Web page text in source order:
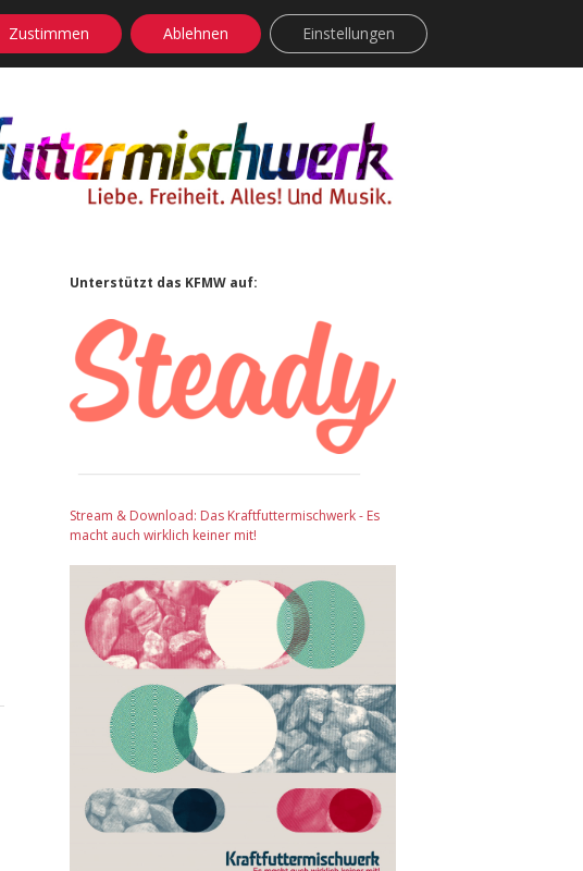
facebook
instagram
rss soundcloud
vimeoBluesky
Sidebar
Unterstützt das KFMW auf:
Stream & Download: Das Kraftfuttermischwerk - Es
macht auch wirklich keiner mit!
Zustimmen Ablehnen Einstellungen